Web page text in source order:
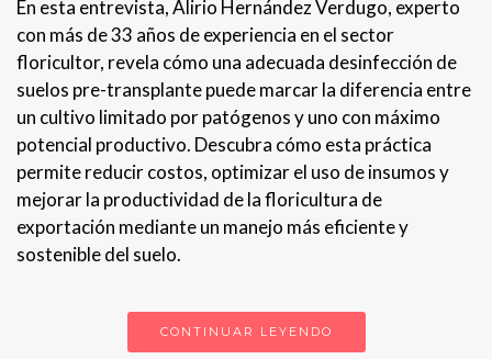
En esta entrevista, Alirio Hernández Verdugo, experto
con más de 33 años de experiencia en el sector
floricultor, revela cómo una adecuada desinfección de
suelos pre-transplante puede marcar la diferencia entre
un cultivo limitado por patógenos y uno con máximo
potencial productivo. Descubra cómo esta práctica
permite reducir costos, optimizar el uso de insumos y
mejorar la productividad de la floricultura de
exportación mediante un manejo más eficiente y
sostenible del suelo.
CONTINUAR LEYENDO